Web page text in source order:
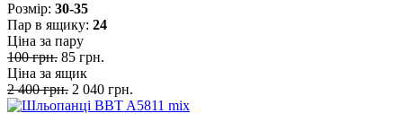
Розмiр: 30-35
Пар в ящику: 24
Ціна за пару
100 грн. 85 грн.
Ціна за ящик
2 400 грн. 2 040 грн.